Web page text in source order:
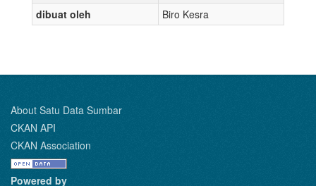
dibuat oleh
Biro Kesra
About Satu Data Sumbar
CKAN API
CKAN Association
Powered by